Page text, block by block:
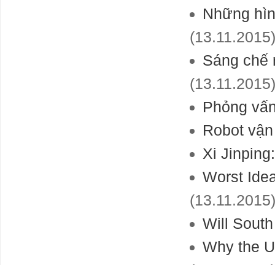
Những
(13.11.2015)
Sáng chế
(13.11.2015)
Phỏng
Robot
Xi
Worst
(13.11.2015)
Will
Why the